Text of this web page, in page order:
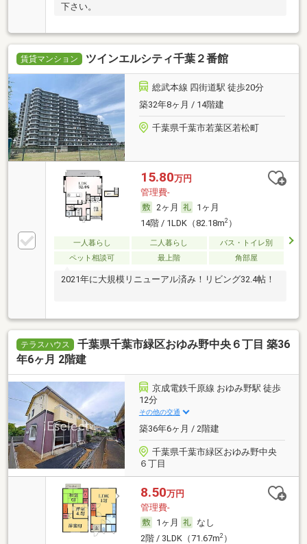
下さい。
賃貸マンション ツインエルシティ千葉２番館
総武本線 四街道駅 徒歩20分
築32年8ヶ月 / 14階建
千葉県千葉市若葉区若松町
15.80万円
管理費-
2ヶ月
1ヶ月
14階 / 1LDK（82.18m2）
一人暮らし 二人暮らし
バス・トイレ別
ペット相談可
最上階 角部屋
2021年に大規模リニューアル済み！リビング32.4帖！
テラスハウス
千葉県千葉市緑区おゆみ野中央６丁目 築36
年6ヶ月 2階建
京成電鉄千原線 おゆみ野駅 徒歩
12分
その他の交通
築36年6ヶ月 / 2階建
千葉県千葉市緑区おゆみ野中央
６丁目
8.50万円
管理費-
1ヶ月
なし
2階 / 3LDK（71.67m2）